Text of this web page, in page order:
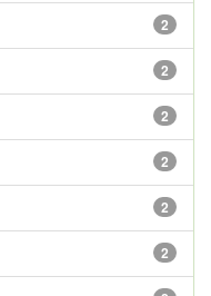
2
2
2
2
2
2